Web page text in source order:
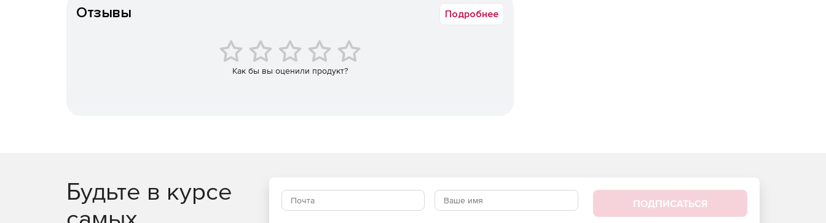
Характеристики NetZoom:
Интеллектуальное обновление, обеспечивающее сохранение последних аппаратных моделей
предпочитаемых пользователем производителей, непосредственно в NetZoom.
устройств и позволяет добавлять специфические инструкции.
Конфигуратор устройств для укомплектования виртуальных стоек «реальным» сетевым
Отзывы Подробнее
Как бы вы оценили продукт?
Будьте в курсе
ПОДПИСАТЬСЯ